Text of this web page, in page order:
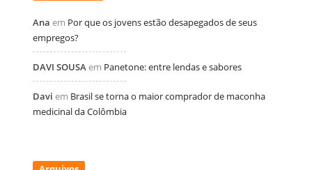
Ana em Por que os jovens estão desapegados de seus
empregos?
DAVI SOUSA em Panetone: entre lendas e sabores
Davi em Brasil se torna o maior comprador de maconha
medicinal da Colômbia